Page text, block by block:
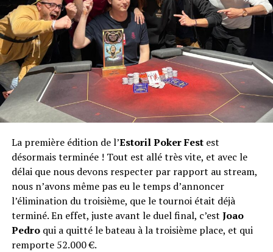
Eric Sagne, qui pointe déjà à 25k
La première édition de l’Estoril Poker Festest
désormais terminée ! Tout est allé très vite, et avec le
délai que nous devons respecter par rapport au stream,
nous n’avons même pas eu le temps d’annoncer
l’élimination du troisième, que le tournoi était déjà
terminé. En effet, juste avant le duel final, c’est Joao
Pedroqui a quitté le bateau à la troisième place, et qui
remporte 52.000 €.